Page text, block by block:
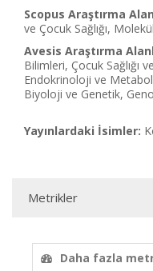
Scopus Araştırma
ve Çocuk Sağlığı,
Avesis Araştırma
Bilimleri, Çocuk Sağlığı
Endokrinoloji ve
Biyoloji ve Genetik,
Yayınlardaki İsimler:
Metrikler
Daha fazla